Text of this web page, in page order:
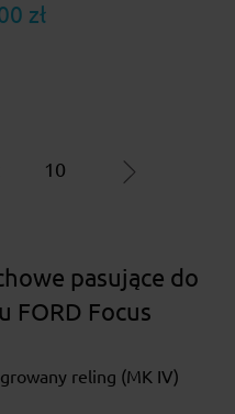
zł
10
pasujące do
FORD Focus
reling (MK IV)